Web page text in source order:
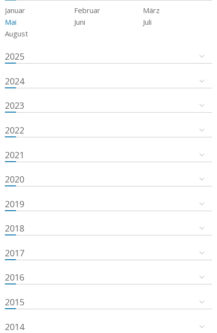
Januar Februar
März
Mai
Juni
Juli
August
2025
2024
2023
2022
2021
2020
2019
2018
2017
2016
2015
2014